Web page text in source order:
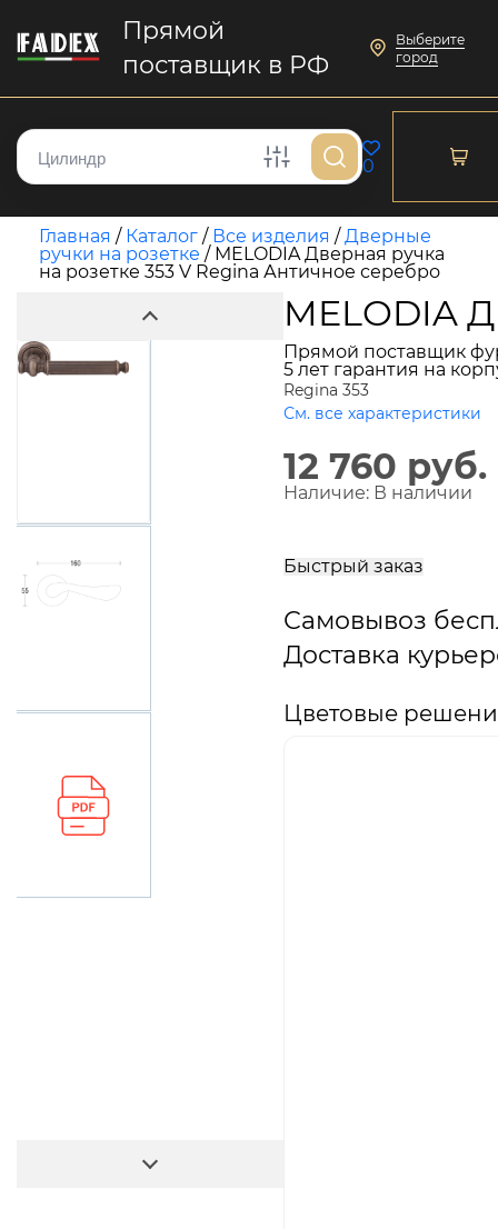
Прямой
поставщик в РФ
Выберите
город
0
Главная / Каталог / Все изделия /Дверные
ручки на розетке / MELODIA Дверная ручка
на розетке 353 V Regina Античное серебро
MELODIA
Прямой поставщик
5 лет гарантия на
Regina 353
См. все характеристики
12 760 руб.
Наличие: В наличии
Быстрый заказ
Самовывоз
Доставка
Цветовые